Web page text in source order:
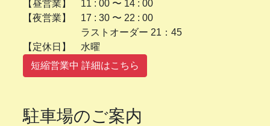
【昼営業】 11 : 00 〜 14 : 00
【夜営業】 17 : 30 〜 22 : 00
ラストオーダー 21：45
【定休日】 水曜
短縮営業中 詳細はこちら
駐車場のご案内